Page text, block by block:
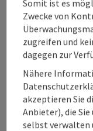
Instagram
Somit ist es
Zwecke von
zugreifen und
dagegen zur
Nähere
akzeptieren Sie
Anbieter), die
selbst verwalten